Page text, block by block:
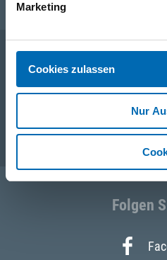
Marketing
Cookies zulassen
Nur
Folgen